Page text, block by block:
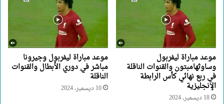
موعد مباراة ليفربول
وساوثهامبتون والقنوات الناقلة
في ربع نهائي كأس الرابطة
الإنجليزية
18 ديسمبر، 2024
موعد مباراة ليفربول وجيرونا
مباشر في دوري الأبطال والقنوات
الناقلة
10 ديسمبر، 2024